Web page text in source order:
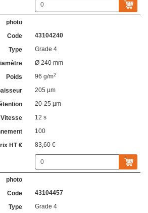
43104240
Grade 4
Ø 240 mm
96 g/m2
205 µm
20-25 µm
12 s
100
83,60 €
43104457
Grade 4